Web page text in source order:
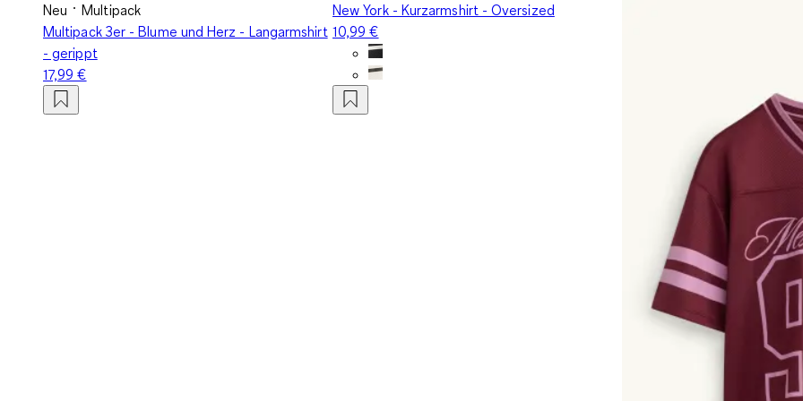
Neu
Multipack
Multipack 3er - Blume und Herz - Langarmshirt
- gerippt
17,99 €
New York - Kurzarmshirt - Oversized
10,99 €